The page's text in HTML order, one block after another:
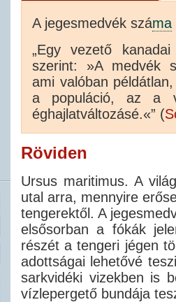
A jegesmedvék száma
„Egy vezető
szerint: »A medvék
ami valóban
a populáció, az a
éghajlatváltozásé.«” (
Röviden
Ursus maritimus. A
utal arra, mennyire
tengerektől. A
elsősorban a fókák
részét a tengeri jégen
adottságai lehetővé
sarkvidéki vizekben is
vízlepergető bundája